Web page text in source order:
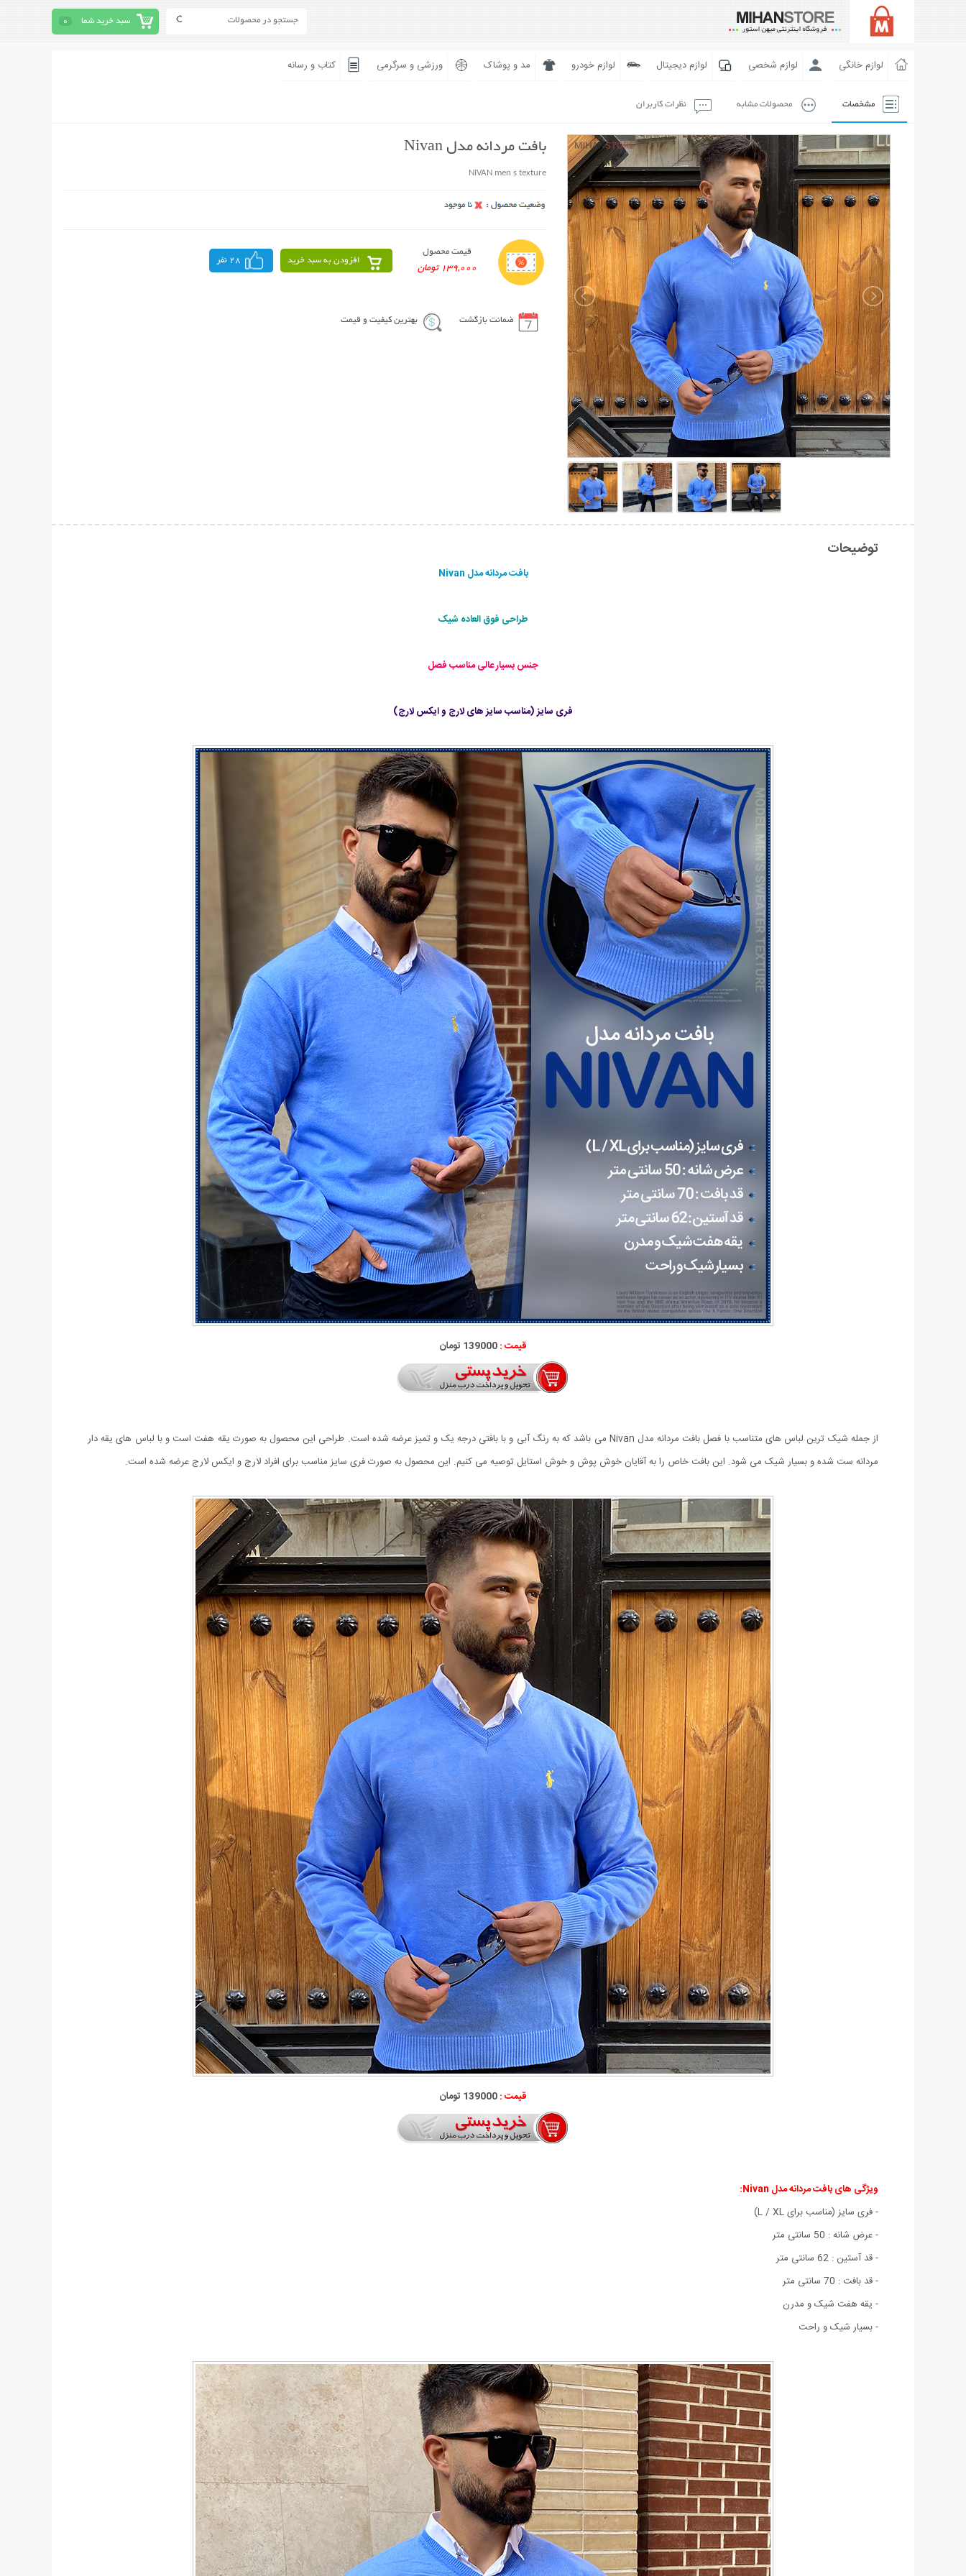
سبد خرید شما 0
لوازم خانگی لوازم شخصی لوازم دیجیتال لوازم خودرو مد و پوشاک ورزشی و سرگرمی کتاب و رسانه
مشخصات محصولات مشابه نظرات کاربران
بافت مردانه مدل Nivan
NIVAN men s texture
قیمت محصول
139,000 تومان
افزودن به سبد خرید 28 نفر
ضمانت بازگشت بهترین کیفیت و قیمت
توضیحات
بافت مردانه مدل Nivan
طراحی فوق العاده شیک
جنس بسیار عالی مناسب فصل
فری سایز (مناسب سایز های لارج و ایکس لارج)
قیمت :139000 تومان
از جمله شیک ترین لباس های متناسب با فصل بافت مردانه مدل Nivan می باشد که به رنگ آبی و با بافتی درجه یک و تمیز عرضه شده است. طراحی این محصول به صورت یقه هفت است و با لباس های یقه دار
مردانه ست شده و بسیار شیک می شود. این بافت خاص را به آقایان خوش پوش و خوش استایل توصیه می کنیم. این محصول به صورت فری سایز مناسب برای افراد لارج و ایکس لارج عرضه شده است.
قیمت :139000 تومان
ویژگی های بافت مردانه مدل Nivan:
- فری سایز (مناسب برای L / XL)
- عرض شانه : 50 سانتی متر
- قد آستین : 62 سانتی متر
- قد بافت : 70 سانتی متر
- یقه هفت شیک و مدرن
- بسيار شيک و راحت